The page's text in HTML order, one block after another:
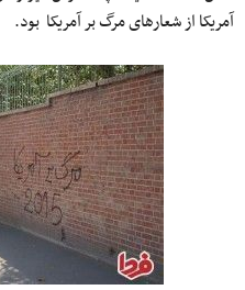
آمریکا از شعارهای مرگ بر آمریکا بود.